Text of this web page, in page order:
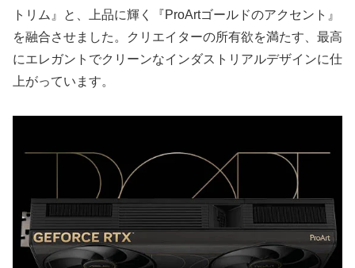
トリム』と、上品に輝く『ProArtゴールドのアクセント』
を融合させました。クリエイターの所有欲を満たす、最高
にエレガントでクリーンなインダストリアルデザインに仕
上がっています。